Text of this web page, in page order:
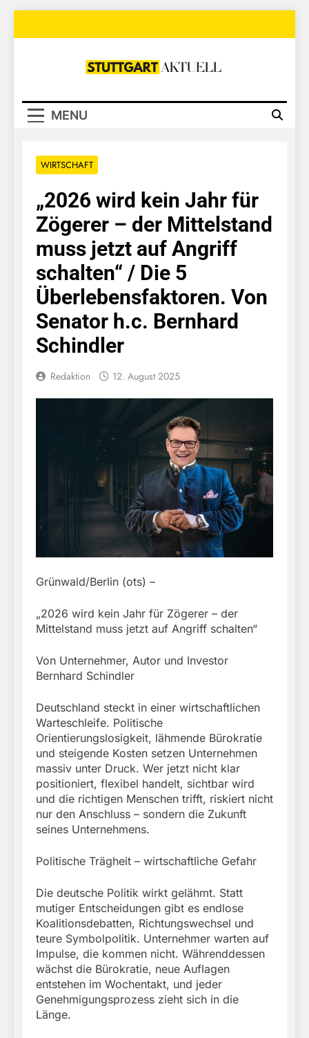
Stuttgart
MENU
WIRTSCHAFT
„2026 wird kein Jahr für
Zögerer – der Mittelstand
muss jetzt auf Angriff
schalten“ / Die 5
Überlebensfaktoren. Von
Senator h.c. Bernhard
Schindler
Redaktion 12. August 2025
Grünwald/Berlin (ots) –
„2026 wird kein Jahr für Zögerer – der
Mittelstand muss jetzt auf Angriff schalten“
Von Unternehmer, Autor und Investor
Bernhard Schindler
Deutschland steckt in einer wirtschaftlichen
Warteschleife. Politische
Orientierungslosigkeit, lähmende Bürokratie
und steigende Kosten setzen Unternehmen
massiv unter Druck. Wer jetzt nicht klar
positioniert, flexibel handelt, sichtbar wird
und die richtigen Menschen trifft, riskiert nicht
nur den Anschluss – sondern die Zukunft
seines Unternehmens.
Politische Trägheit – wirtschaftliche Gefahr
Die deutsche Politik wirkt gelähmt. Statt
mutiger Entscheidungen gibt es endlose
Koalitionsdebatten, Richtungswechsel und
teure Symbolpolitik. Unternehmer warten auf
Impulse, die kommen nicht. Währenddessen
wächst die Bürokratie, neue Auflagen
entstehen im Wochentakt, und jeder
Genehmigungsprozess zieht sich in die
Länge.